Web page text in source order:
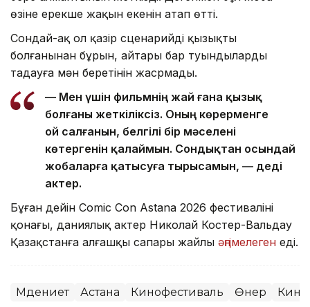
өзіне ерекше жақын екенін атап өтті.
Сондай-ақ ол қазір сценарийдің қызықты
болғанынан бұрын, айтары бар туындыларды
таңдауға мән беретінін жасрмады.
— Мен үшін фильмнің жай ғана қызық
болғаны жеткіліксіз. Оның көрерменге
ой салғанын, белгілі бір мәселені
көтергенін қалаймын. Сондықтан осындай
жобаларға қатысуға тырысамын, — деді
актер.
Бұған дейін Comic Con Astana 2026 фестивалінің
қонағы, даниялық актер Николай Костер-Вальдау
Қазақстанға алғашқы сапары жайлы әңгімелеген еді.
Мәдениет Астана Кинофестиваль Өнер Кино